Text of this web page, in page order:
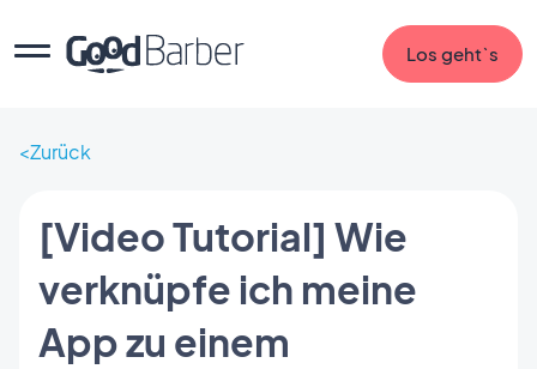
Los geht`s
Zurück
[Video Tutorial] Wie
verknüpfe ich meine
App zu einem